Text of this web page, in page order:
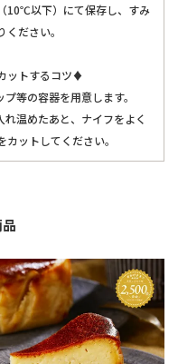
10℃以下）にて保存し、すみ
ださい。
ットするコツ♦
等の容器を用意します。
れ温めたあと、ナイフをよく
ットしてください。